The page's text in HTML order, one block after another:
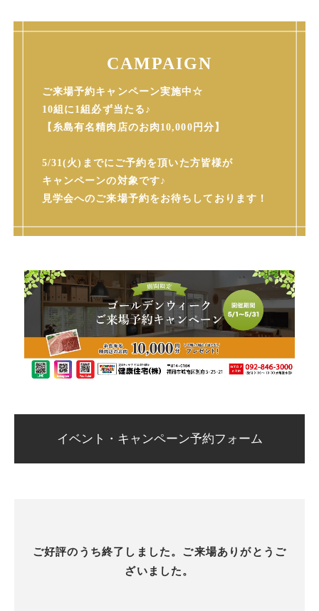
CAMPAIGN
ご来場予約キャンペーン実施中☆
10組に1組必ず当たる♪
【糸島有名精肉店のお肉10,000円分】
5/31(火)までにご予約を頂いた方皆様が
キャンペーンの対象です♪
見学会へのご来場予約をお待ちしております！
イベント・キャンペーン予約フォーム
ご好評のうち終了しました。ご来場ありがとうご
ざいました。